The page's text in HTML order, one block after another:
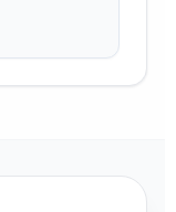
heALTh 바